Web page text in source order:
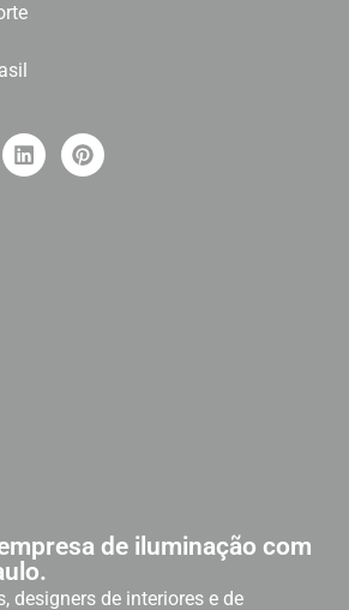
de iluminação com
designers de interiores e de